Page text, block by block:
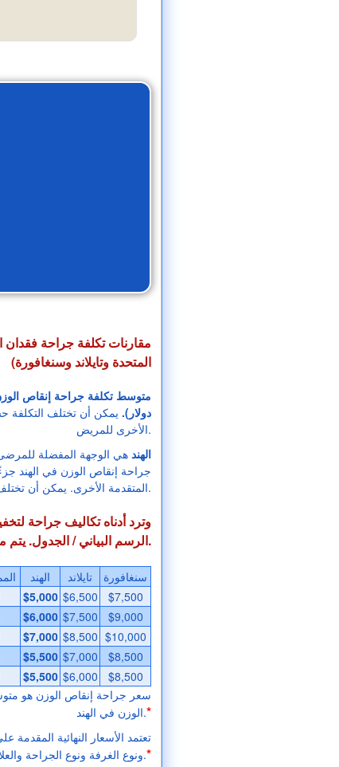
مقارنات تكلفة جراحة فقدان
المتحدة وتايلاند وسنغافورة)
دولار). يمكن أن تختلف التكلفة
الأخرى للمريض.
الهند هي الوجهة المفضلة
جراحة إنقاص الوزن في الهند
المتقدمة الأخرى. يمكن أن تختلف التكلفة حسب نوع الجراحة والحالات الطبية الأخرى للمريض.
وترد أدناه تكاليف جراحة
الرسم البياني / الجدول. يتم مقارنة السعر بالدولار الأمريكي.
الهند تايلاند
سنغافورة
$5,000 $6,500
$7,500
$6,000 $7,500
$9,000
$7,000 $8,500 $10,000
$5,500 $7,000
$8,500
$5,500 $6,000
$8,500
الوزن في الهند.*
تعتمد الأسعار النهائية
ونوع الغرفة ونوع الجراحة والعلامة التجارية للمستشفى وخبرة الجراح.*